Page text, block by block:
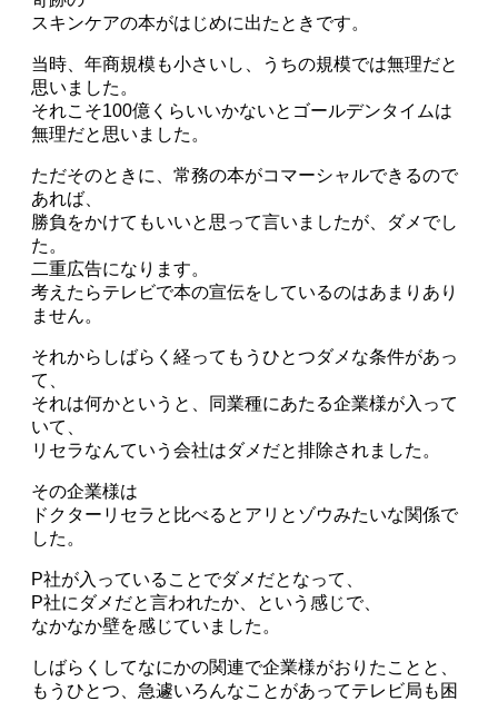
スキンケアの本がはじめに出たときです。
当時、年商規模も小さいし、うちの規模では無理だと
思いました。
それこそ100億くらいいかないとゴールデンタイムは
無理だと思いました。
ただそのときに、常務の本がコマーシャルできるので
あれば、
勝負をかけてもいいと思って言いましたが、ダメでし
た。
二重広告になります。
考えたらテレビで本の宣伝をしているのはあまりあり
ません。
それからしばらく経ってもうひとつダメな条件があっ
て、
それは何かというと、同業種にあたる企業様が入って
いて、
リセラなんていう会社はダメだと排除されました。
その企業様は
ドクターリセラと比べるとアリとゾウみたいな関係で
した。
P社が入っていることでダメだとなって、
P社にダメだと言われたか、という感じで、
なかなか壁を感じていました。
しばらくしてなにかの関連で企業様がおりたことと、
もうひとつ、急遽いろんなことがあってテレビ局も困